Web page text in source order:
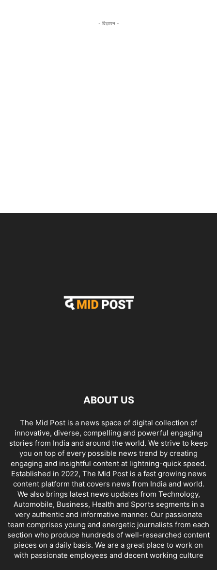
- विज्ञापन -
ABOUT US
The Mid Post is a news space of digital collection of
innovative, diverse, compelling and powerful engaging
stories from India and around the world. We strive to keep
you on top of every possible news trend by creating
engaging and insightful content at lightning-quick speed.
Established in 2022, The Mid Post is a fast growing news
content platform that covers news from India and world.
We also brings latest news updates from Technology,
Automobile, Business, Health and Sports segments in a
very authentic and informative manner. Our passionate
team comprises young and energetic journalists from each
section who produce hundreds of well-researched content
pieces on a daily basis. We are a great place to work on
with passionate employees and decent working culture